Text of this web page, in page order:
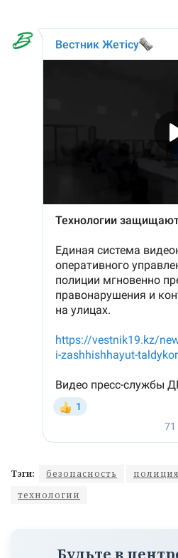
Тэги: безопасность полиция
технологии
Будьте в